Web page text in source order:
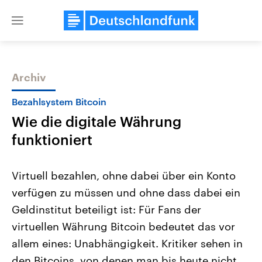
Close
Themen
Landtagswahl Sachsen-Anhalt
2026
Alle Informationen
Sachsen-Anhalt wählt am 6.
September 2026 einen neuen
Landtag. Seit 2021 wird das
Bundesland von einer Koalition aus
USA
Aktuelle Beiträge,
Hintergründe
Wirtschaftlich und
gehören die Vereinigten
den mächtigsten Ländern
mit großem Einfluss auf
Archiv
Bezahlsystem Bitcoin
Wie die digitale Währung
funktioniert
Virtuell bezahlen, ohne dabei über ein Konto
verfügen zu müssen und ohne dass dabei ein
Geldinstitut beteiligt ist: Für Fans der
virtuellen Währung Bitcoin bedeutet das vor
allem eines: Unabhängigkeit. Kritiker sehen in